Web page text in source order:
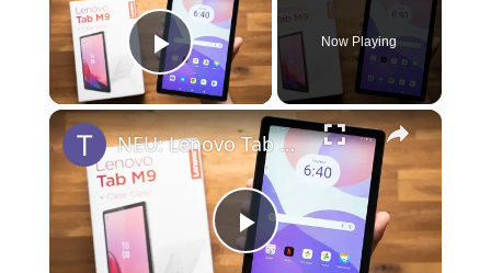
Play Video
Now Playing
×
P
NEU: Lenovo Tab M9 Unboxing und erster Eindruck